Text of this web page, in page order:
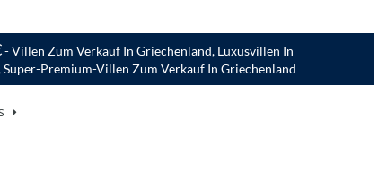
- Villen Zum Verkauf In Griechenland, Luxusvillen In
Super-Premium-Villen Zum Verkauf In Griechenland